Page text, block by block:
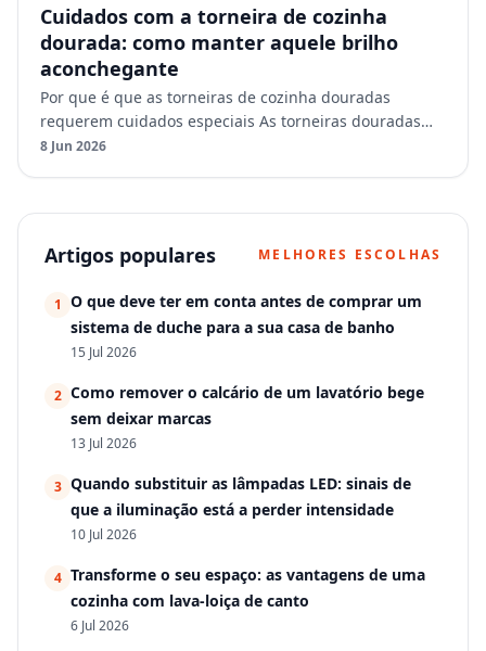
Cuidados com a torneira de cozinha
dourada: como manter aquele brilho
aconchegante
Por que é que as torneiras de cozinha douradas
requerem cuidados especiais As torneiras douradas
são mais do que simples acessórios funcionais. São um
8 Jun 2026
Artigos populares MELHORES ESCOLHAS
1 O que deve ter em conta antes de comprar um
sistema de duche para a sua casa de banho
15 Jul 2026
2 Como remover o calcário de um lavatório bege
sem deixar marcas
13 Jul 2026
3 Quando substituir as lâmpadas LED: sinais de
que a iluminação está a perder intensidade
10 Jul 2026
4 Transforme o seu espaço: as vantagens de uma
cozinha com lava-loiça de canto
6 Jul 2026